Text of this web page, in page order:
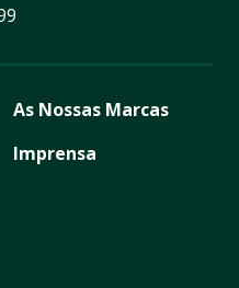
As Nossas Marcas
Imprensa